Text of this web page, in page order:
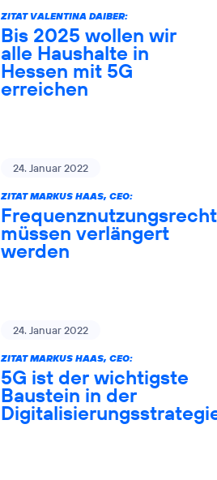
ZITAT VALENTINA DAIBER:
Bis 2025 wollen wir
alle Haushalte in
Hessen mit 5G
erreichen
24. Januar 2022
ZITAT MARKUS HAAS, CEO:
müssen verlängert
werden
24. Januar 2022
ZITAT MARKUS HAAS, CEO:
5G ist der wichtigste
Baustein in der